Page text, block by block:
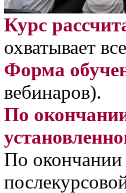
Курс
охватывает
Форма
вебинаров).
По
По окончании